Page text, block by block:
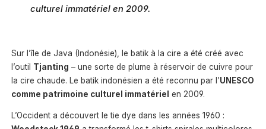
culturel immatériel en 2009.
Sur l’île de Java (Indonésie), le batik à la cire a été créé avec
l’outil Tjanting – une sorte de plume à réservoir de cuivre pour
la cire chaude. Le batik indonésien a été reconnu par l’UNESCO
comme patrimoine culturel immatériel en 2009.
L’Occident a découvert le tie dye dans les années 1960 :